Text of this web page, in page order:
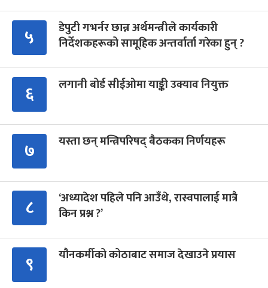
५
डेपुटी गभर्नर छान्न अर्थमन्त्रीले कार्यकारी
निर्देशकहरूको सामूहिक अन्तर्वार्ता गरेका हुन् ?
६ लगानी बोर्ड सीईओमा याङ्की उक्याव नियुक्त
७ यस्ता छन् मन्त्रिपरिषद् बैठकका निर्णयहरू
८
‘अध्यादेश पहिले पनि आउँथे, रास्वपालाई मात्रै
किन प्रश्न ?’
९ यौनकर्मीको कोठाबाट समाज देखाउने प्रयास